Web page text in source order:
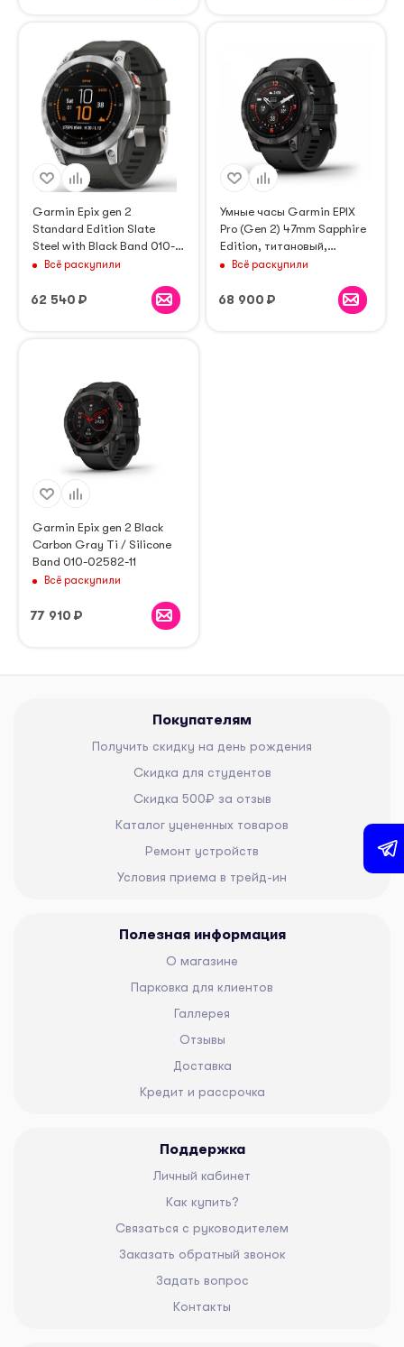
Garmin Epix gen 2
Standard Edition Slate
Steel with Black Band 010-
02582-01
Всё раскупили
62 540 ₽
Умные часы Garmin EPIX
Pro (Gen 2) 47mm Sapphire
Edition, титановый,
угольно-серый DLC, черный
Всё раскупили
68 900 ₽
Garmin Epix gen 2 Black
Carbon Gray Ti / Silicone
Band 010-02582-11
Всё раскупили
77 910 ₽
Покупателям
Получить скидку на день рождения
Скидка для студентов
Скидка 500₽ за отзыв
Каталог уцененных товаров
Ремонт устройств
Условия приема в трейд-ин
Полезная информация
О магазине
Парковка для клиентов
Галлерея
Отзывы
Доставка
Кредит и рассрочка
Поддержка
Личный кабинет
Как купить?
Связаться с руководителем
Заказать обратный звонок
Задать вопрос
Контакты